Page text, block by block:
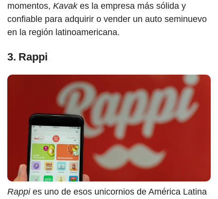
momentos, Kavak es la empresa más sólida y
confiable para adquirir o vender un auto seminuevo
en la región latinoamericana.
3. Rappi
Rappies uno de esos unicornios de América Latina